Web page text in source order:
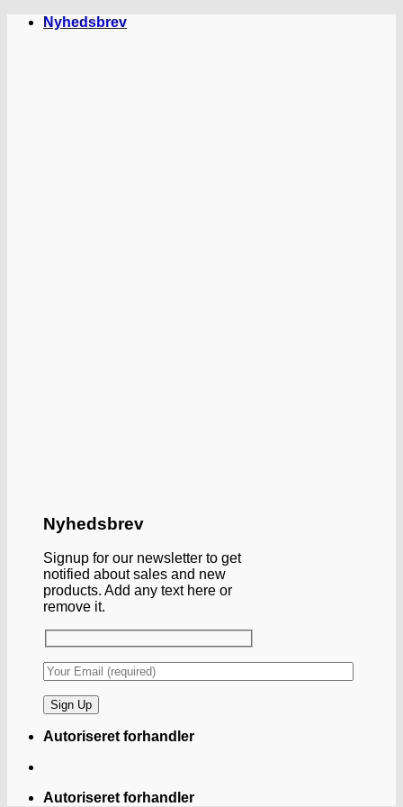
FortsætNyhedsbrev
Nyhedsbrev
Signup for our newsletter to get
notified about sales and new
products. Add any text here or
remove it.
Autoriseret forhandler
Autoriseret forhandler